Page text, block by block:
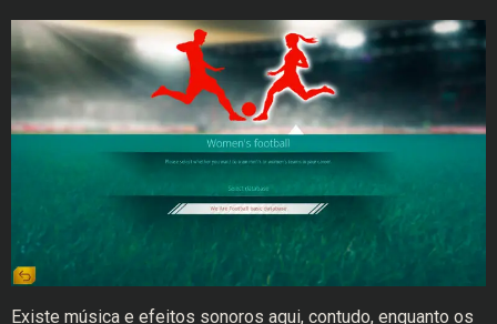
Existe música e efeitos sonoros aqui, contudo, enquanto os